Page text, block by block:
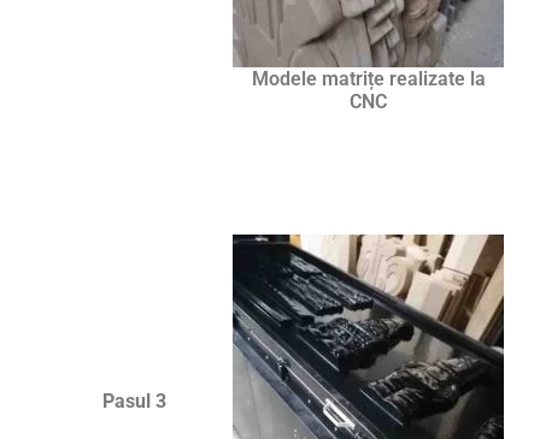
Modele matrițe realizate la
CNC
Pasul 3